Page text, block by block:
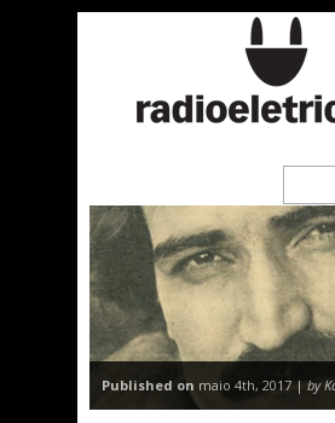
Published on maio 4th, 2017 | by